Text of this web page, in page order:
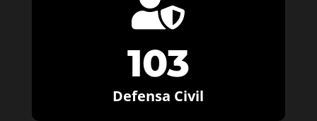
103
Defensa Civil